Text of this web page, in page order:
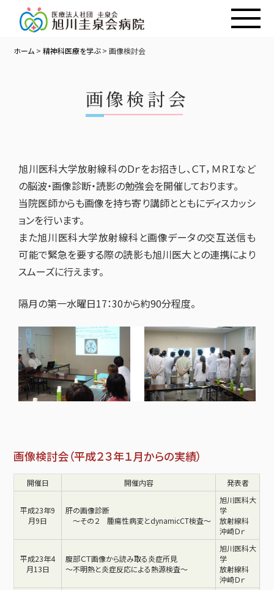
ホーム >精神科医療を学ぶ>画像検討会
画像検討会
旭川医科大学放射線科のＤｒをお招きし、ＣＴ，ＭＲＩなど
の脳波・画像診断・読影の勉強会を開催しております。
当院医師からも画像を持ち寄り講師とともにディスカッシ
ョンを行います。
また旭川医科大学放射線科と画像データの交互送信も
可能で緊急を要する際の読影も旭川医大との連携により
スムーズに行えます。
隔月の第一水曜日17：30から約90分程度。
画像検討会（平成２３年１月からの実績）
開催日 開催内容 発表者
平成23年9
月9日
肝の画像診断
～その２ 腫瘍性病変とdynamicCT検査～
旭川医科大
学
放射線科
沖崎Ｄｒ
平成23年4
月13日
腹部ＣＴ画像から読み取る炎症所見
～不明熱と炎症反応による熱源検査～
旭川医科大
学
放射線科
沖崎Ｄｒ